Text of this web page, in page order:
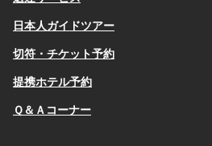
日本人ガイドツアー
切符・チケット予約
提携ホテル予約
Ｑ＆Ａコーナー